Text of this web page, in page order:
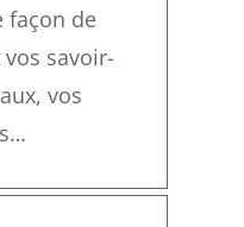
façon de
savoir-
vos